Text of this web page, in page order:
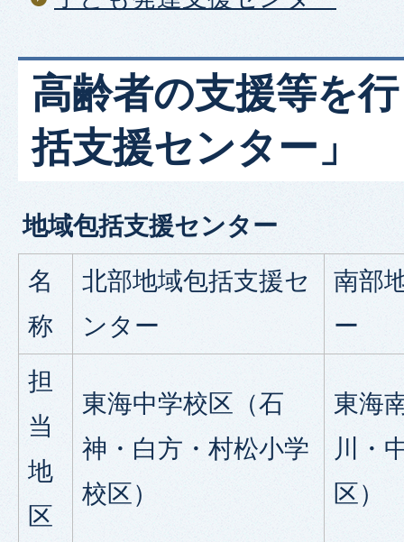
高齢者の支援等を
括支援センター」
地域包括支援センター
名
称
北部地域包括支援セ
ンター
南部
ー
担
当
地
区
東海中学校区（石
神・白方・村松小学
校区）
東海
川・
区）